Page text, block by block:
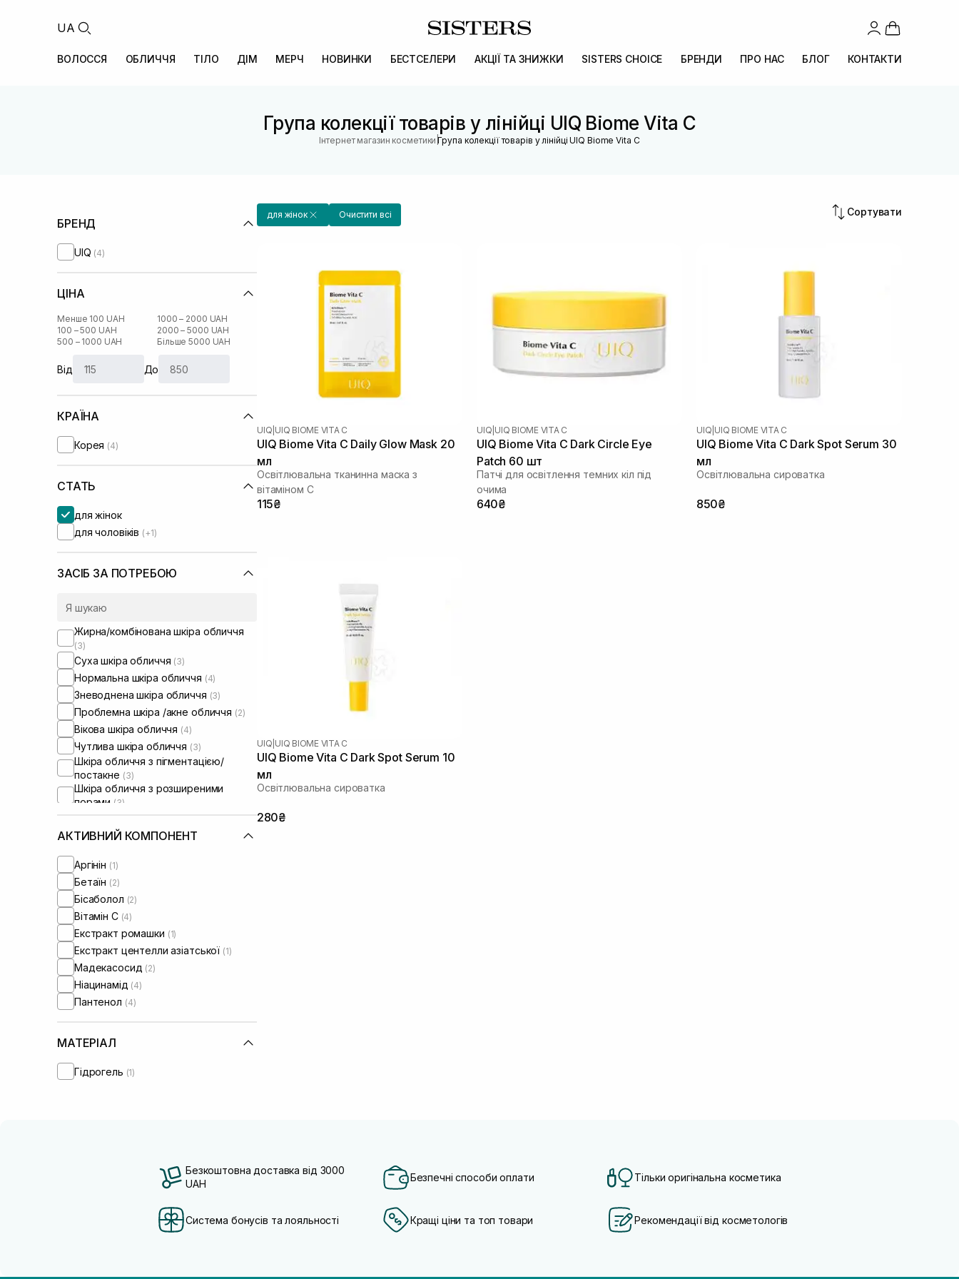
UA
ВОЛОССЯ ОБЛИЧЧЯ ТІЛО ДІМ МЕРЧ НОВИНКИ БЕСТСЕЛЕРИ АКЦІЇ ТА ЗНИЖКИ SISTERS CHOICE БРЕНДИ ПРО НАС БЛОГ КОНТАКТИ
Група колекції товарів у лінійці UIQ Biome Vita C
Інтернет магазин косметики |Група колекції товарів у лінійці UIQ Biome Vita C
БРЕНД
UIQ (4)
ЦІНА
Менше 100 UAH
100 – 500 UAH
500 – 1000 UAH
1000 – 2000 UAH
2000 – 5000 UAH
Більше 5000 UAH
Від До
КРАЇНА
Корея (4)
СТАТЬ
для жінок
для чоловіків (+1)
ЗАСІБ ЗА ПОТРЕБОЮ
Жирна/комбінована шкіра обличчя
(3)
Суха шкіра обличчя (3)
Нормальна шкіра обличчя (4)
Зневоднена шкіра обличчя (3)
Проблемна шкіра /акне обличчя (2)
Вікова шкіра обличчя (4)
Чутлива шкіра обличчя (3)
Шкіра обличчя з пігментацією/
постакне (3)
Шкіра обличчя з розширеними
порами (3)
Шкіра обличчя з порушеним
барʼєром (1)
Від синців під очима
АКТИВНИЙ КОМПОНЕНТ
Аргінін (1)
Бетаїн (2)
Бісаболол (2)
Вітамін C (4)
Екстракт ромашки (1)
Екстракт центелли азіатської (1)
Мадекасосид (2)
Ніацинамід (4)
Пантенол (4)
МАТЕРІАЛ
Гідрогель (1)
для жінок Очистити всі Сортувати
UIQ UIQ BIOME VITA C
UIQ Biome Vita C Daily Glow Mask 20
мл
Освітлювальна тканинна маска з
вітаміном C
115₴
UIQ UIQ BIOME VITA C
UIQ Biome Vita C Dark Circle Eye
Patch 60 шт
Патчі для освітлення темних кіл під
очима
640₴
UIQ UIQ BIOME VITA C
UIQ Biome Vita C Dark Spot Serum 30
мл
Освітлювальна сироватка
850₴
UIQ UIQ BIOME VITA C
UIQ Biome Vita C Dark Spot Serum 10
мл
Освітлювальна сироватка
280₴
Безкоштовна доставка від 3000
UAH
Безпечні способи оплати Тільки оригінальна косметика
Система бонусів та лояльності Кращі ціни та топ товари Рекомендації від косметологів